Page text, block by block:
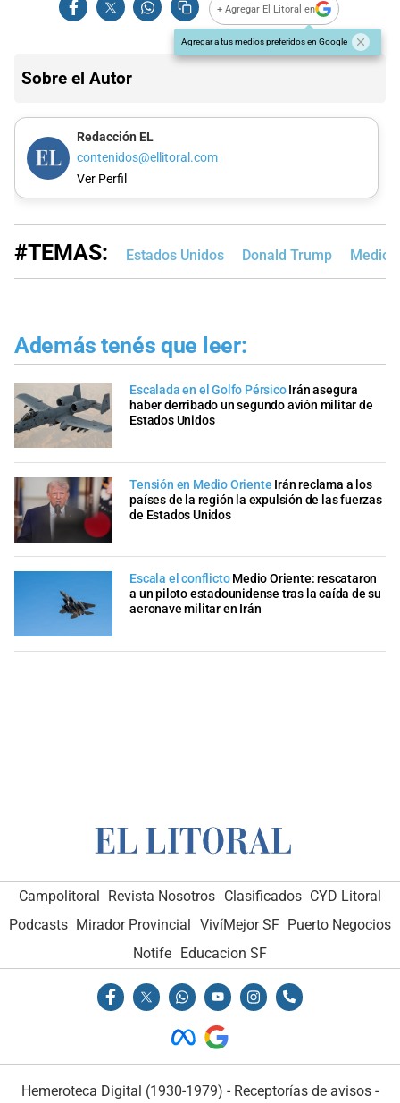
+ Agregar El Litoral en
Agregar a tus medios preferidos en Google
Sobre el Autor
Redacción EL
contenidos@ellitoral.com
Ver Perfil
#TEMAS: Estados Unidos Donald Trump Medio
Además tenés que leer:
Escalada en el Golfo Pérsico Irán asegura
haber derribado un segundo avión militar de
Estados Unidos
Tensión en Medio Oriente Irán reclama a los
países de la región la expulsión de las fuerzas
de Estados Unidos
Escala el conflicto Medio Oriente: rescataron
a un piloto estadounidense tras la caída de su
aeronave militar en Irán
Campolitoral Revista Nosotros Clasificados CYD Litoral
Podcasts Mirador Provincial VivíMejor SF Puerto Negocios
Notife
Educacion SF
Hemeroteca Digital (1930-1979) - Receptorías de avisos -